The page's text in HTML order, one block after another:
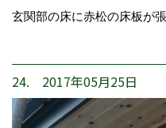
玄関部の床に赤松の床板が張
24. 2017年05月25日